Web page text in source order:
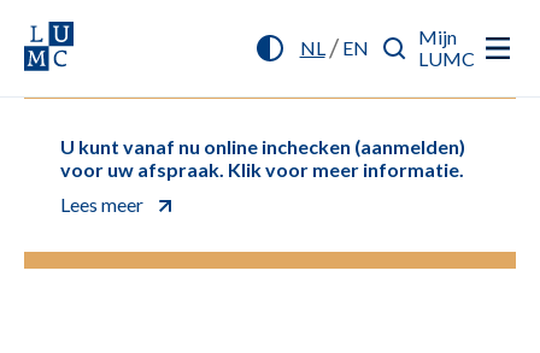
NL/ EN
Mijn
LUMC
U kunt vanaf nu online inchecken (aanmelden)
voor uw afspraak. Klik voor meer informatie.
Lees meer